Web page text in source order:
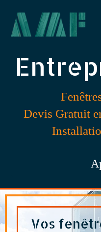
Devis Gratuit
Vos